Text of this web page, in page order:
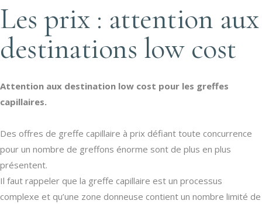
Les prix : attention aux
destinations low cost
Attention aux destination low cost pour les greffes
capillaires.
Des offres de greffe capillaire à prix défiant toute concurrence
pour un nombre de greffons énorme sont de plus en plus
présentent.
Il faut rappeler que la greffe capillaire est un processus
complexe et qu’une zone donneuse contient un nombre limité de